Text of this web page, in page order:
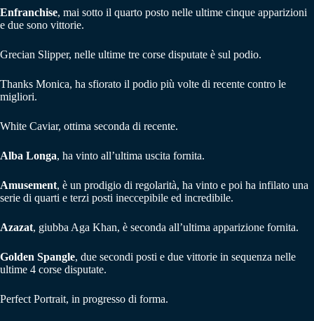
Enfranchise, mai sotto il quarto posto nelle ultime cinque apparizioni
e due sono vittorie.
Grecian Slipper, nelle ultime tre corse disputate è sul podio.
Thanks Monica, ha sfiorato il podio più volte di recente contro le
migliori.
White Caviar, ottima seconda di recente.
Alba Longa, ha vinto all’ultima uscita fornita.
Amusement, è un prodigio di regolarità, ha vinto e poi ha infilato una
serie di quarti e terzi posti ineccepibile ed incredibile.
Azazat, giubba Aga Khan, è seconda all’ultima apparizione fornita.
Golden Spangle, due secondi posti e due vittorie in sequenza nelle
ultime 4 corse disputate.
Perfect Portrait, in progresso di forma.